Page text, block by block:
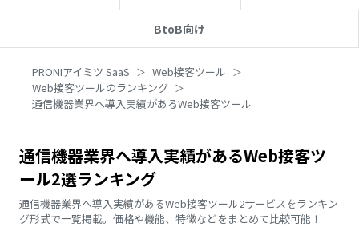
BtoB向け
PRONIアイミツ SaaS
Web接客ツール
Web接客ツールのランキング
通信機器業界へ導入実績があるWeb接客ツール
通信機器業界へ導入実績があるWeb接客ツ
ール2選ランキング
通信機器業界へ導入実績があるWeb接客ツール2サービスをランキン
グ形式で一覧掲載。価格や機能、特徴などをまとめて比較可能！